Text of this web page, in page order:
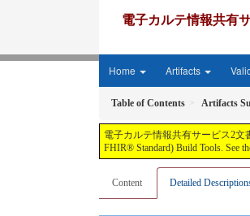
電子カルテ情報共有
Home Artifacts
Table of Contents Artifacts
電子カルテ情報共有サービス2文
FHIR® Standard) Build Tools. See
Content Detailed